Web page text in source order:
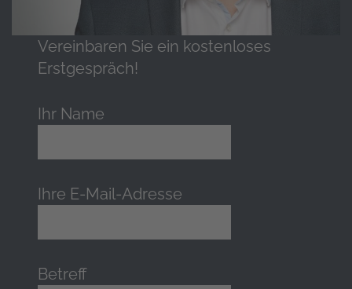
Vereinbaren Sie ein kostenloses
Erstgespräch!
Ihr Name
Ihre E-Mail-Adresse
Betreff